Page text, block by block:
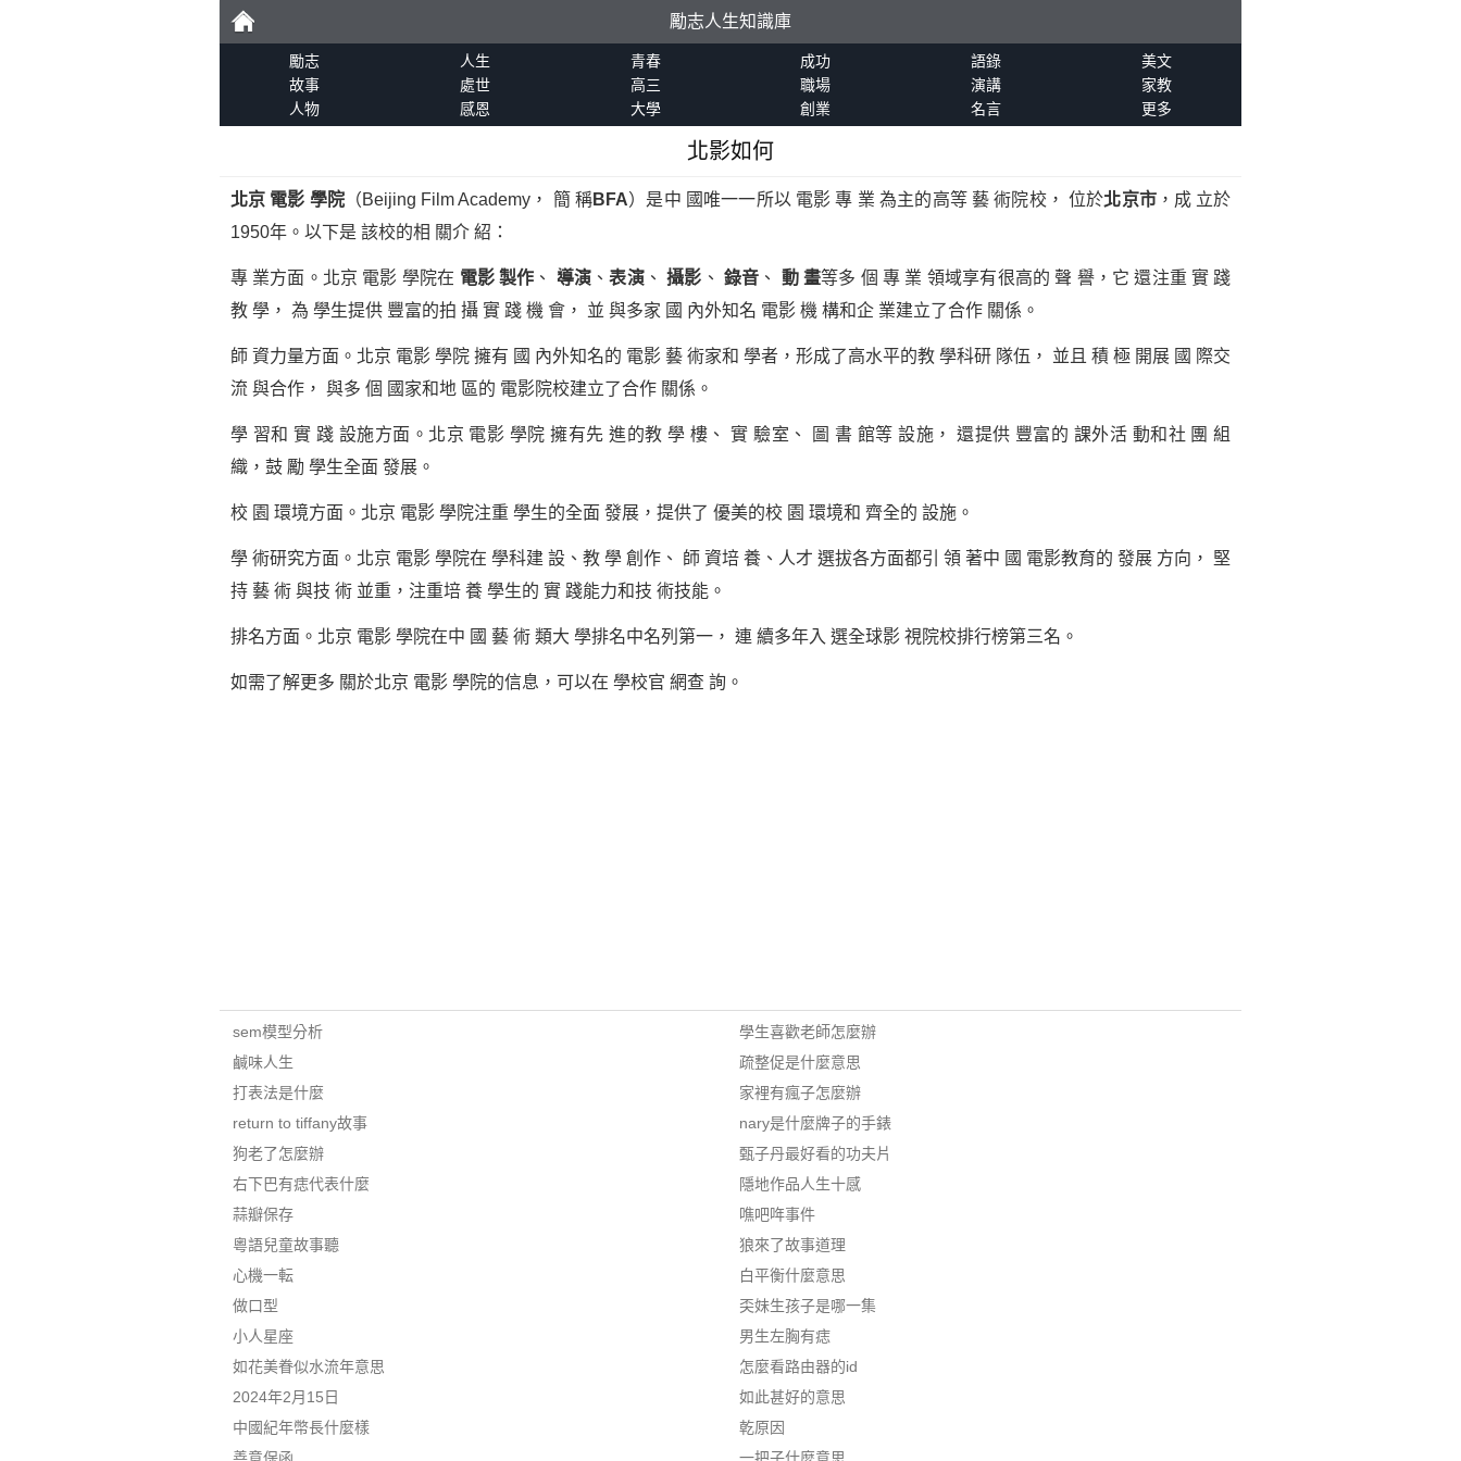
勵
勵志人生知識庫
勵志 人生 青春 成功 語錄
美文
故事
處世 高三 職場 演講
家教
人物
感恩 大學 創業 名言 更多
北影如何
北京 電影 學院（Beijing Film Academy， 簡 稱BFA）是中 國唯一一所以 電影 專 業 為主的高等 藝 術院校， 位於北京市，成 立於
1950年。以下是 該校的相 關介 紹：
專 業方面。北京 電影 學院在 電影 製作 、 導演 、表演、 攝影 、 錄音 、 動 畫等多 個 專 業 領域享有很高的 聲 譽，它 還注重 實 踐
教 學， 為 學生提供 豐富的拍 攝 實 踐 機 會， 並 與多家 國 內外知名 電影 機 構和企 業建立了合作 關係。
師 資力量方面。北京 電影 學院 擁有 國 內外知名的 電影 藝 術家和 學者，形成了高水平的教 學科研 隊伍， 並且 積 極 開展 國 際交
流 與合作， 與多 個 國家和地 區的 電影院校建立了合作 關係。
學 習和 實 踐 設施方面。北京 電影 學院 擁有先 進的教 學 樓、 實 驗室、 圖 書 館等 設施， 還提供 豐富的 課外活 動和社 團 組
織，鼓 勵 學生全面 發展。
校 園 環境方面。北京 電影 學院注重 學生的全面 發展，提供了 優美的校 園 環境和 齊全的 設施。
學 術研究方面。北京 電影 學院在 學科建 設、教 學 創作、 師 資培 養、人才 選拔各方面都引 領 著中 國 電影教育的 發展 方向， 堅
持 藝 術 與技 術 並重，注重培 養 學生的 實 踐能力和技 術技能。
排名方面。北京 電影 學院在中 國 藝 術 類大 學排名中名列第一， 連 續多年入 選全球影 視院校排行榜第三名。
如需了解更多 關於北京 電影 學院的信息，可以在 學校官 網查 詢。
sem模型分析
鹹味人生
打表法是什麼
return to tiffany故事
狗老了怎麼辦
右下巴有痣代表什麼
蒜瓣保存
粵語兒童故事聽
心機一転
做口型
小人星座
如花美眷似水流年意思
2024年2月15日
中國紀年幣長什麼樣
學生喜歡老師怎麼辦
疏整促是什麼意思
家裡有瘋子怎麼辦
nary是什麼牌子的手錶
甄子丹最好看的功夫片
隱地作品人生十感
噍吧哖事件
狼來了故事道理
白平衡什麼意思
奀妹生孩子是哪一集
男生左胸有痣
怎麼看路由器的id
如此甚好的意思
乾原因